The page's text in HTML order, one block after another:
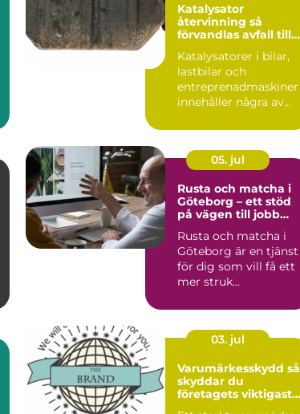
Katalysator
återvinning så
förvandlas avfall till
Katalysatorer i bilar,
lastbilar och
entreprenadmaskiner
innehåller några av
värdefulla...
05. jul
Rusta och matcha i
Göteborg – ett stöd
på vägen till jobb
Rusta och matcha i
Göteborg är en tjänst
för dig som vill få ett
mer struk...
03. jul
Varumärkesskydd så
skyddar du
företagets viktigaste